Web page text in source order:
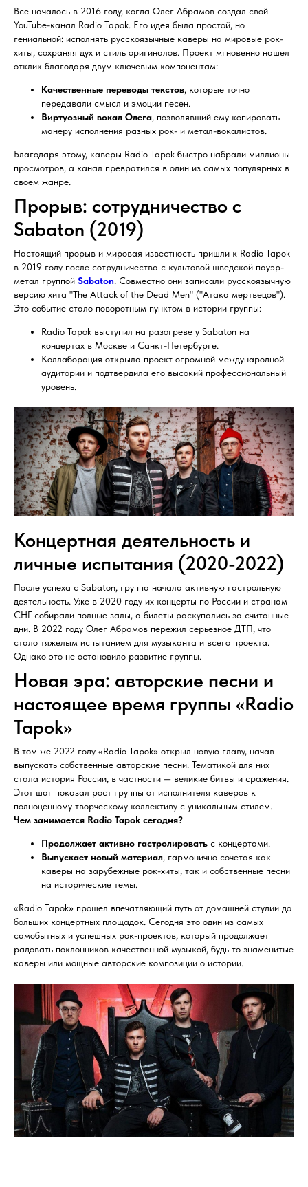
Все началось в 2016 году, когда Олег Абрамов создал свой
YouTube-канал Radio Tapok. Его идея была простой, но
гениальной: исполнять русскоязычные каверы на мировые рок-
хиты, сохраняя дух и стиль оригиналов. Проект мгновенно нашел
отклик благодаря двум ключевым компонентам:
Качественные переводы текстов, которые точно
передавали смысл и эмоции песен.
Виртуозный вокал Олега, позволявший ему копировать
манеру исполнения разных рок- и метал-вокалистов.
Благодаря этому, каверы Radio Tapok быстро набрали миллионы
просмотров, а канал превратился в один из самых популярных в
своем жанре.
Прорыв: сотрудничество с
Sabaton (2019)
Настоящий прорыв и мировая известность пришли к Radio Tapok
в 2019 году после сотрудничества с культовой шведской пауэр-
метал группой Sabaton. Совместно они записали русскоязычную
версию хита "The Attack of the Dead Men" ("Атака мертвецов").
Это событие стало поворотным пунктом в истории группы:
Radio Tapok выступил на разогреве у Sabaton на
концертах в Москве и Санкт-Петербурге.
Коллаборация открыла проект огромной международной
аудитории и подтвердила его высокий профессиональный
уровень.
Концертная деятельность и
личные испытания (2020-2022)
После успеха с Sabaton, группа начала активную гастрольную
деятельность. Уже в 2020 году их концерты по России и странам
СНГ собирали полные залы, а билеты раскупались за считанные
дни. В 2022 году Олег Абрамов пережил серьезное ДТП, что
стало тяжелым испытанием для музыканта и всего проекта.
Однако это не остановило развитие группы.
Новая эра: авторские песни и
настоящее время группы «Radio
Tapok»
В том же 2022 году «Radio Tapok» открыл новую главу, начав
выпускать собственные авторские песни. Тематикой для них
стала история России, в частности — великие битвы и сражения.
Этот шаг показал рост группы от исполнителя каверов к
полноценному творческому коллективу с уникальным стилем.
Чем занимается Radio Tapok сегодня?
Продолжает активно гастролировать с концертами.
Выпускает новый материал, гармонично сочетая как
каверы на зарубежные рок-хиты, так и собственные песни
на исторические темы.
«Radio Tapok» прошел впечатляющий путь от домашней студии до
больших концертных площадок. Сегодня это один из самых
самобытных и успешных рок-проектов, который продолжает
радовать поклонников качественной музыкой, будь то знаменитые
каверы или мощные авторские композиции о истории.